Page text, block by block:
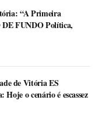
“A Primeira
FUNDO Política,
de Vitória ES
o cenário é escassez